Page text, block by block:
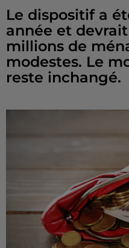
Le dispositif a
année et
millions de
modestes. Le
reste inchangé.